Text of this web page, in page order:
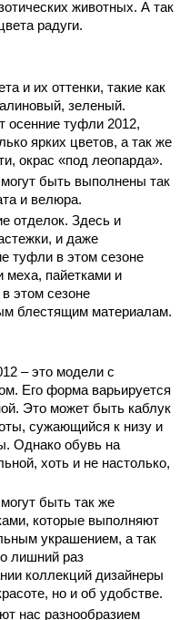
животных. А так
радуги.
и их оттенки, такие как
зеленый.
осенние туфли 2012,
ярких цветов, а так же
окрас «под леопарда».
быть выполнены так
и велюра.
отделок. Здесь и
и даже
туфли в этом сезоне
меха, пайетками и
этом сезоне
блестящим материалам.
– это модели с
Его форма варьируется
Это может быть каблук
сужающийся к низу и
Однако обувь на
хоть и не настолько,
быть так же
которые выполняют
украшением, а так
лишний раз
коллекций дизайнеры
но и об удобстве.
нас разнообразием